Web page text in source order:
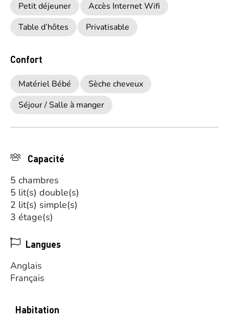
Petit déjeuner
Accès Internet Wifi
Table d’hôtes
Privatisable
Confort
Matériel Bébé
Sèche cheveux
Séjour / Salle à manger
Capacité
5 chambres
5 lit(s) double(s)
2 lit(s) simple(s)
3 étage(s)
Langues
Anglais
Français
Habitation